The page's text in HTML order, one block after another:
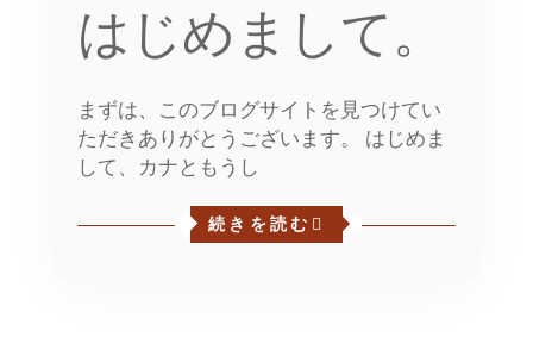
はじめまして。
まずは、このブログサイトを見つけてい
ただきありがとうございます。 はじめま
して、カナともうし
続きを読む